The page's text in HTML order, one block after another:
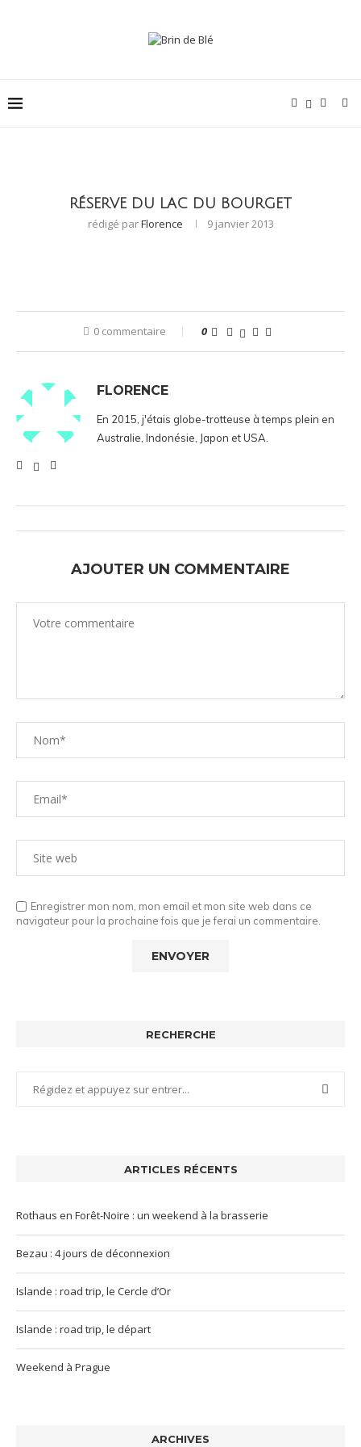
RÉSERVE DU LAC DU BOURGET
rédigé parFlorence 9 janvier 2013
0 commentaire 0
FLORENCE
En 2015, j'étais globe-trotteuse à temps plein en
Australie, Indonésie, Japon et USA.
AJOUTER UN COMMENTAIRE
Enregistrer mon nom, mon email et mon site web dans ce
navigateur pour la prochaine fois que je ferai un commentaire.
RECHERCHE
ARTICLES RÉCENTS
Rothaus en Forêt-Noire : un weekend à la brasserie
Bezau : 4 jours de déconnexion
Islande : road trip, le Cercle d’Or
Islande : road trip, le départ
Weekend à Prague
ARCHIVES